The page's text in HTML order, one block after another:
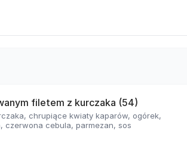
filetem z kurczaka (54)
chrupiące kwiaty kaparów, ogórek,
czerwona cebula, parmezan, sos